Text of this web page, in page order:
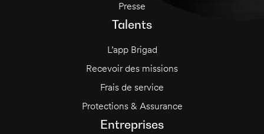
Presse
Talents
L’app Brigad
Recevoir des missions
Frais de service
Protections & Assurance
Entreprises